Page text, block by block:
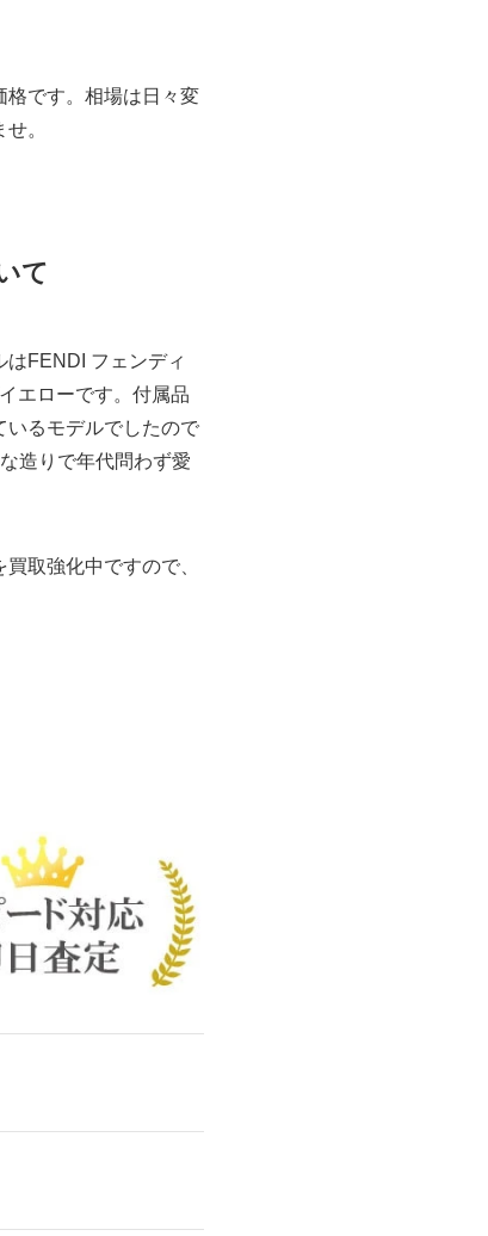
格です。相場は日々変
。
て
FENDI フェンディ
エローです。付属品
いるモデルでしたので
造りで年代問わず愛
取強化中ですので、